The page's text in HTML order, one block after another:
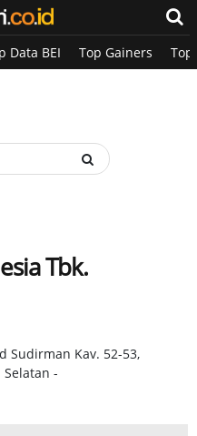
Data BEI Top Gainers Top
Tbk.
Sudirman Kav. 52-53,
Selatan -